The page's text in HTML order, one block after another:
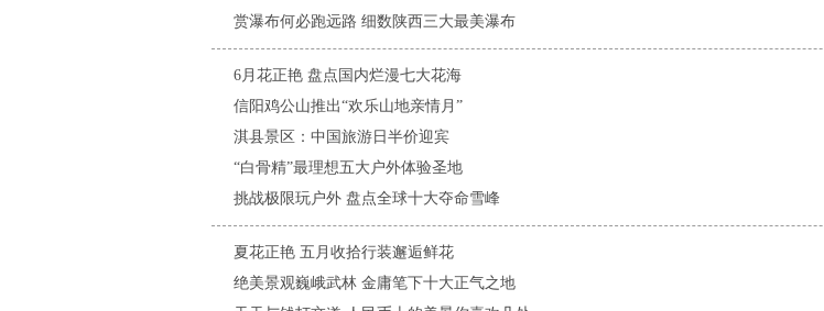
赏瀑布何必跑远路 细数陕西三大最美瀑布
6月花正艳 盘点国内烂漫七大花海
信阳鸡公山推出“欢乐山地亲情月”
淇县景区：中国旅游日半价迎宾
“白骨精”最理想五大户外体验圣地
挑战极限玩户外 盘点全球十大夺命雪峰
夏花正艳 五月收拾行装邂逅鲜花
绝美景观巍峨武林 金庸笔下十大正气之地